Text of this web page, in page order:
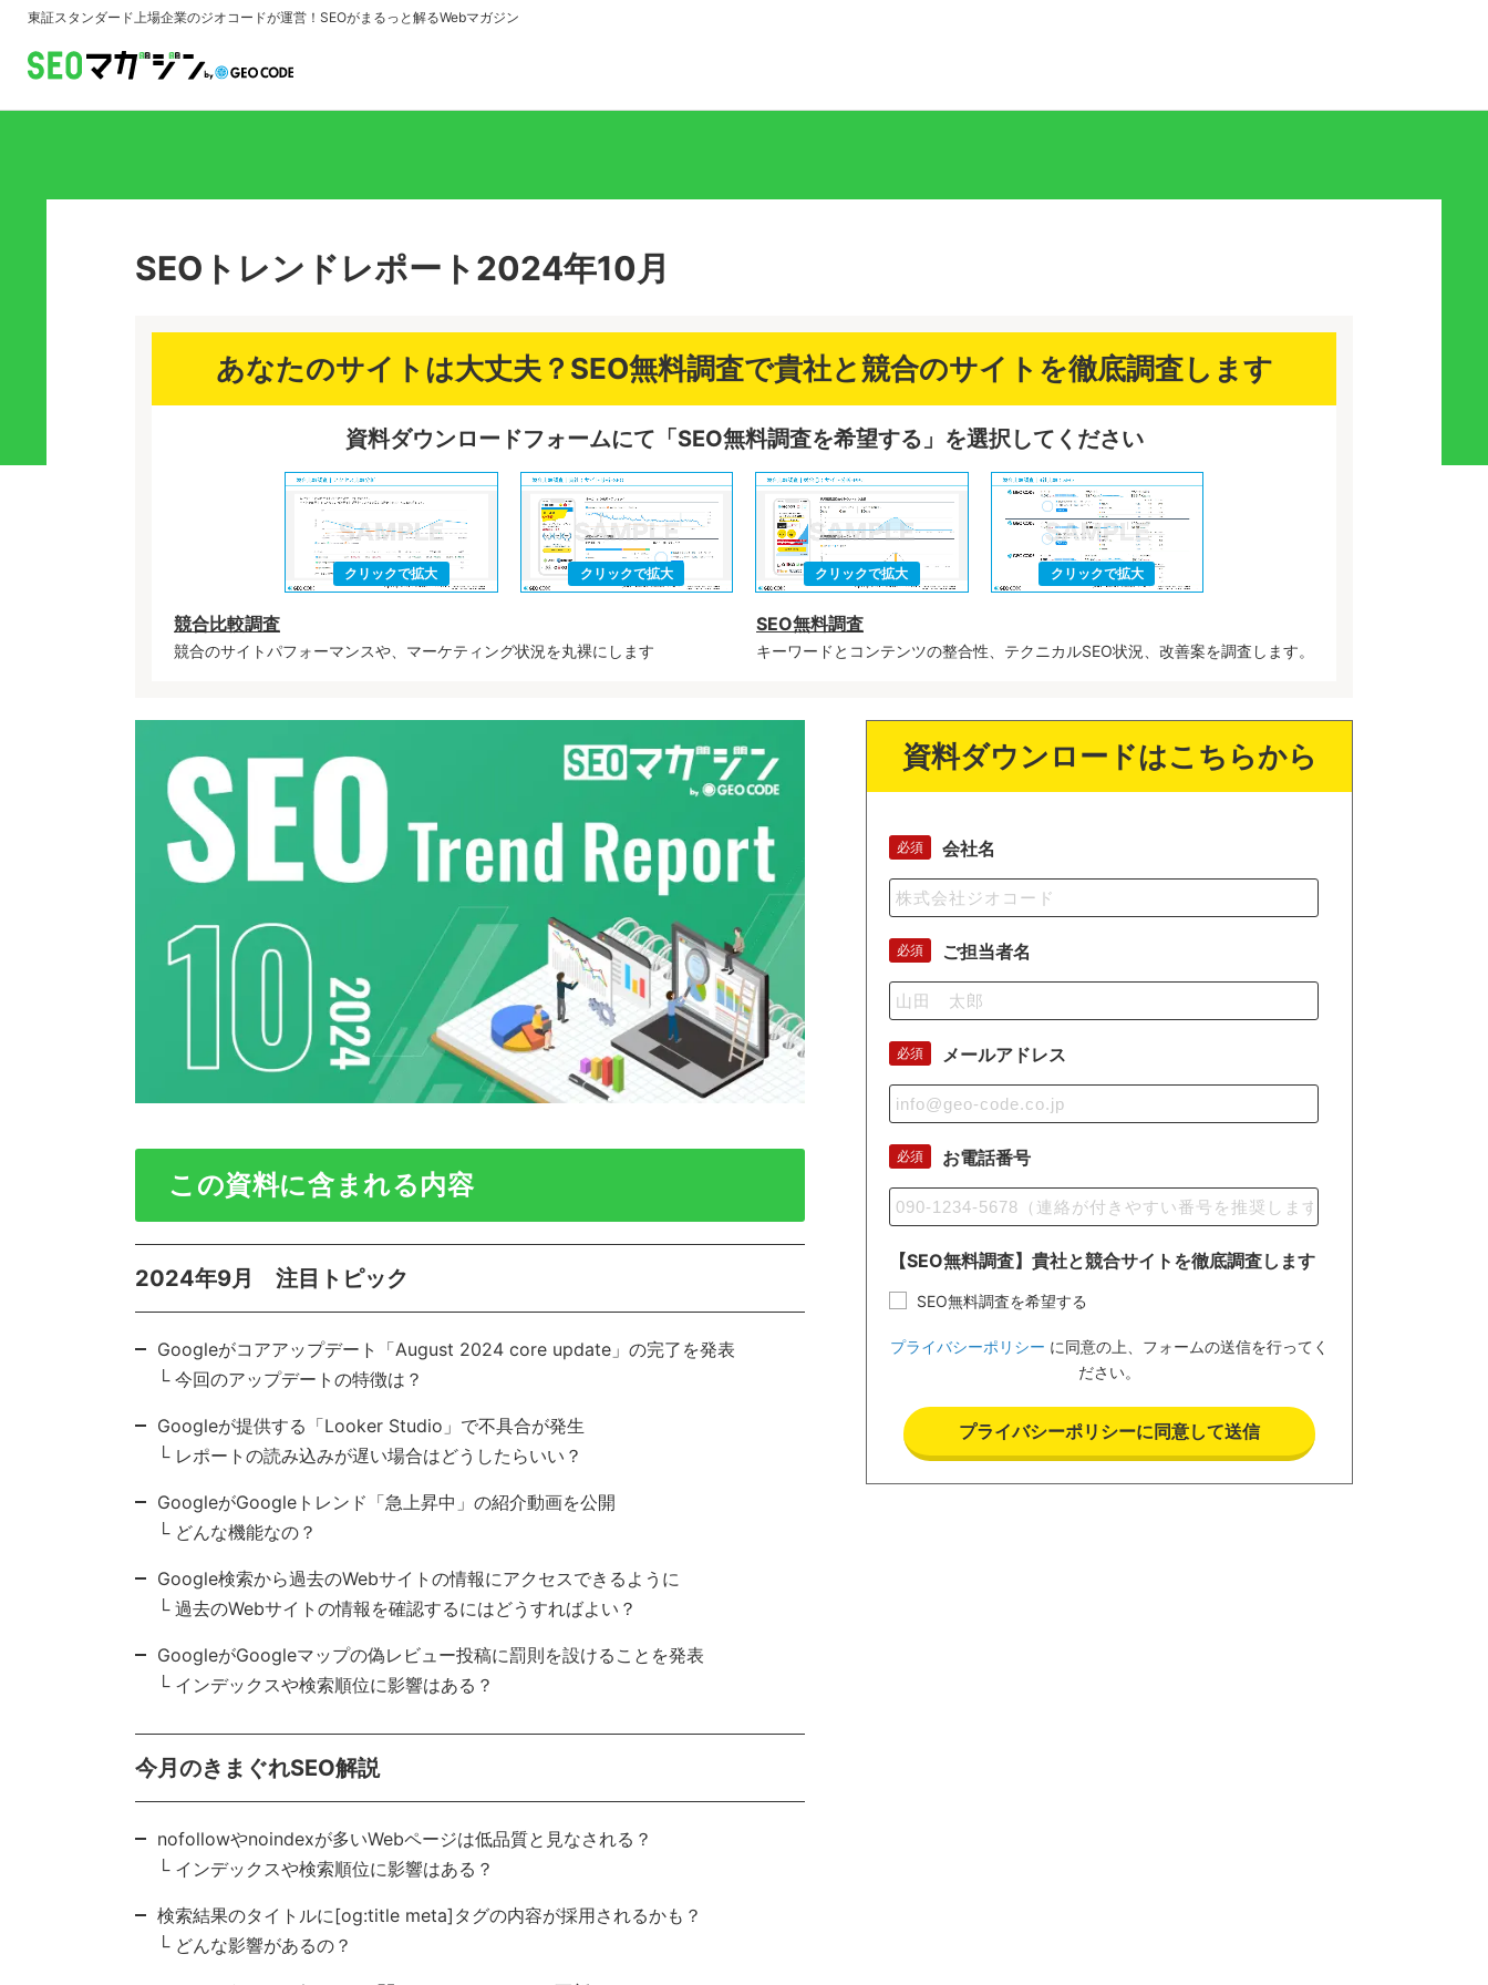
東証スタンダード上場企業のジオコードが運営！ SEOがまるっと解るWebマガジン
SEOトレンドレポート2024年10月
あなたのサイトは大丈夫？SEO無料調査で貴社と競合のサイトを徹底調査します
資料ダウンロードフォームにて「SEO無料調査を希望する」を選択してください
競合比較調査
競合のサイトパフォーマンスや、マーケティング状況を丸裸にします
SEO無料調査
キーワードとコンテンツの整合性、テクニカルSEO状況、改善案を調査します。
この資料に含まれる内容
2024年9月 注目トピック
Googleがコアアップデート「August 2024 core update」の完了を発表
└ 今回のアップデートの特徴は？
Googleが提供する「Looker Studio」で不具合が発生
└ レポートの読み込みが遅い場合はどうしたらいい？
GoogleがGoogleトレンド「急上昇中」の紹介動画を公開
└ どんな機能なの？
Google検索から過去のWebサイトの情報にアクセスできるように
└ 過去のWebサイトの情報を確認するにはどうすればよい？
GoogleがGoogleマップの偽レビュー投稿に罰則を設けることを発表
└ インデックスや検索順位に影響はある？
今月のきまぐれSEO解説
nofollowやnoindexが多いWebページは低品質と見なされる？
└ インデックスや検索順位に影響はある？
検索結果のタイトルに[og:title meta]タグの内容が採用されるかも？
└ どんな影響があるの？
資料ダウンロードはこちらから
会社名
必須
ご担当者名
必須
メールアドレス
必須
お電話番号
必須
【SEO無料調査】貴社と競合サイトを徹底調査します
SEO無料調査を希望する
プライバシーポリシー に同意の上、フォームの送信を行ってく
ださい。
プライバシーポリシーに同意して送信